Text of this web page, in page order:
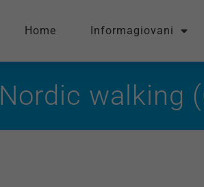
Home Informagiovani
Nordic walking